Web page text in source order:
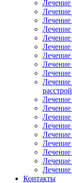
Лечение
Лечение
Лечение
Лечение
Лечение
Лечение
Лечение
Лечение
Лечение
Лечение
Контакты